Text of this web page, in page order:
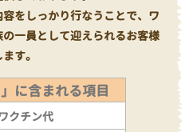
容をしっかり行なうことで、ワ
一員として迎えられるお客様
す。
」に含まれる項目
クチン代